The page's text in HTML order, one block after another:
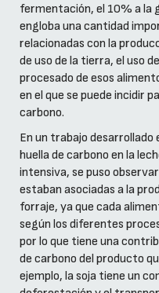
fermentación, el 10% a la
engloba una cantidad
relacionadas con la
de uso de la tierra, el uso
procesado de esos
en el que se puede incidir
carbono.
En un trabajo desarrollado
huella de carbono en la
intensiva, se puso
estaban asociadas a la
forraje, ya que cada
según los diferentes
por lo que tiene una
de carbono del producto
ejemplo, la soja tiene un